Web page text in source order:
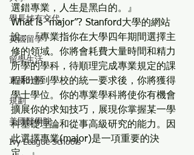
學長姊有交代
英國留學
留學生活
直播分享
規劃
美國醫學院
Ivy League Schools
選錯專業，人生是黑白的。』
What is “major”? Stanford大學的網站
說：『專業指你在大學四年期間選擇主
修的領域。你將會耗費大量時間和精力
所學的學科，待順理完成專業規定的課
程和達到學校的統一要求後，你將獲得
學士學位。你的專業學科將使你有機會
擴展你的求知技巧，展現你掌握某一學
科基礎理論和從事高級研究的能力。因
此選擇專業(major)是一項重要的決